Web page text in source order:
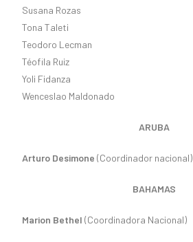
Susana Rozas
Tona Taleti
Teodoro Lecman
Téofila Ruiz
Yoli Fidanza
Wenceslao Maldonado
ARUBA
Arturo Desimone (Coordinador nacional)
BAHAMAS
Marion Bethel (Coordinadora Nacional)